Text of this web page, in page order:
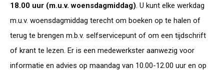
18.00 uur (m.u.v. woensdagmiddag). U kunt elke werkdag
m.u.v. woensdagmiddag terecht om boeken op te halen of
terug te brengen m.b.v. selfservicepunt of om een tijdschrift
of krant te lezen. Er is een medewerkster aanwezig voor
informatie en advies op maandag van 10.00-12.00 uur en op